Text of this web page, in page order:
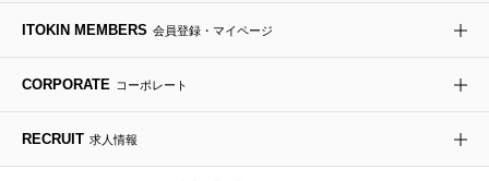
ITOKIN MEMBERS 会員登録・マイページ
CORPORATE コーポレート
RECRUIT 求人情報